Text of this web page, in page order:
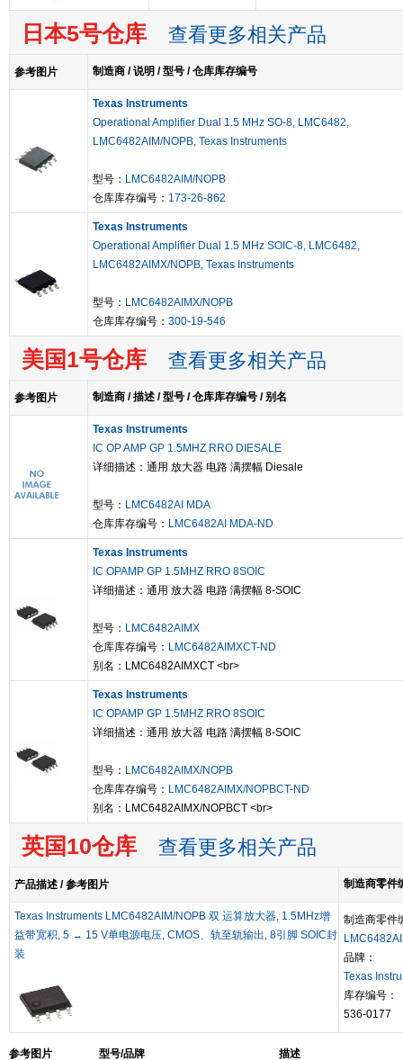
日本5号仓库 查看更多相关产品
参考图片 制造商 / 说明 / 型号 / 仓库库存编号
Texas Instruments
Operational Amplifier Dual 1.5 MHz SO-8, LMC6482,
LMC6482AIM/NOPB, Texas Instruments
型号： LMC6482AIM/NOPB
仓库库存编号： 173-26-862
Texas Instruments
Operational Amplifier Dual 1.5 MHz SOIC-8, LMC6482,
LMC6482AIMX/NOPB, Texas Instruments
型号： LMC6482AIMX/NOPB
仓库库存编号： 300-19-546
美国1号仓库 查看更多相关产品
参考图片 制造商 / 描述 / 型号 / 仓库库存编号 / 别名
Texas Instruments
IC OP AMP GP 1.5MHZ RRO DIESALE
详细描述：通用 放大器 电路 满摆幅 Diesale
型号： LMC6482AI MDA
仓库库存编号： LMC6482AI MDA-ND
Texas Instruments
IC OPAMP GP 1.5MHZ RRO 8SOIC
详细描述：通用 放大器 电路 满摆幅 8-SOIC
型号： LMC6482AIMX
仓库库存编号： LMC6482AIMXCT-ND
别名：LMC6482AIMXCT <br>
Texas Instruments
IC OPAMP GP 1.5MHZ RRO 8SOIC
详细描述：通用 放大器 电路 满摆幅 8-SOIC
型号： LMC6482AIMX/NOPB
仓库库存编号： LMC6482AIMX/NOPBCT-ND
别名：LMC6482AIMX/NOPBCT <br>
英国10仓库 查看更多相关产品
产品描述 / 参考图片 制造商零件
Texas Instruments LMC6482AIM/NOPB 双 运算放大器, 1.5MHz增
益带宽积, 5 → 15 V单电源电压, CMOS、轨至轨输出, 8引脚 SOIC封
装
制造商零件
品牌：
Texas
库存编号：
536-0177
参考图片 型号/品牌 描述